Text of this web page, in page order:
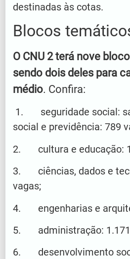
destinadas às cotas.
Blocos
O CNU 2 terá nove
sendo dois deles para
médio. Confira:
1. seguridade social:
social e previdência: 789
2. cultura e educação:
3. ciências, dados e
vagas;
4. engenharias e
5. administração: 1.171
6. desenvolvimento